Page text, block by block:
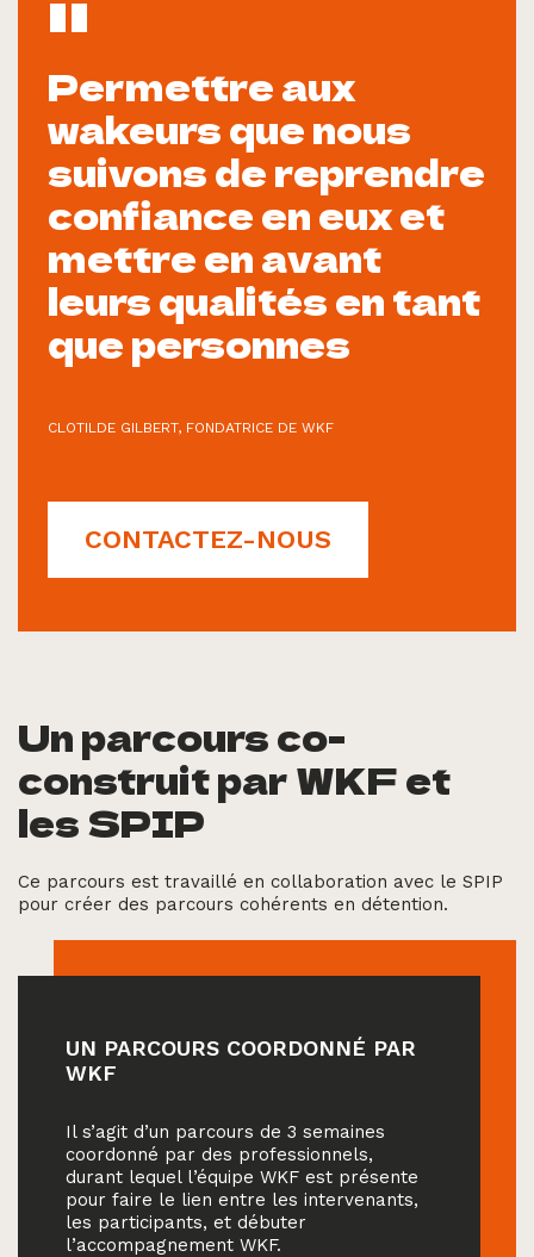
Permettre aux
wakeurs que nous
suivons de reprendre
confiance en eux et
mettre en avant
leurs qualités en tant
que personnes
CLOTILDE GILBERT, FONDATRICE DE WKF
CONTACTEZ-NOUS
Un parcours co-
construit par WKF et
les SPIP
Ce parcours est travaillé en collaboration avec le SPIP
pour créer des parcours cohérents en détention.
UN PARCOURS COORDONNÉ PAR
WKF
Il s’agit d’un parcours de 3 semaines
coordonné par des professionnels,
durant lequel l’équipe WKF est présente
pour faire le lien entre les intervenants,
les participants, et débuter
l’accompagnement WKF.